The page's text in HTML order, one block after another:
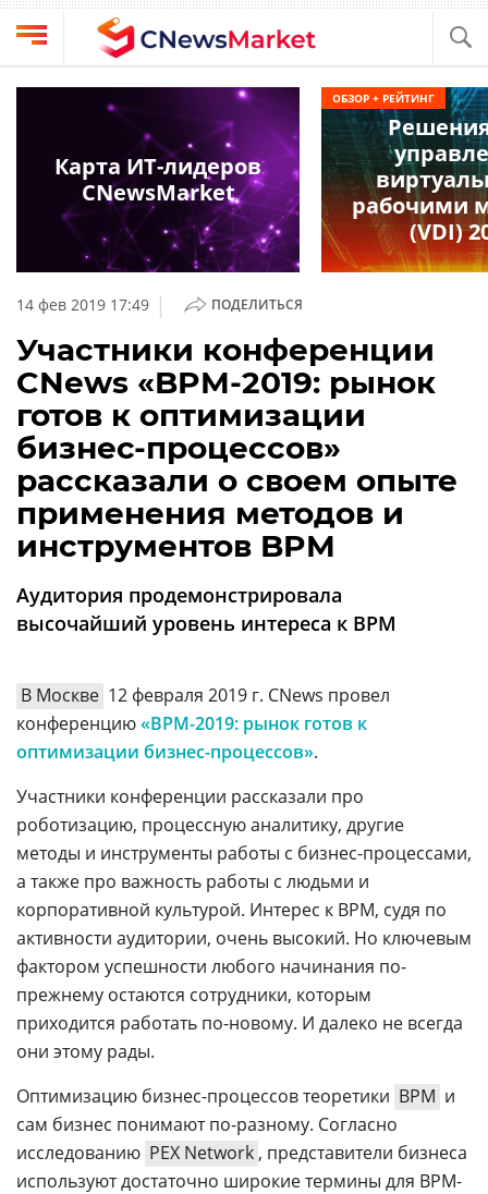
Выбрать
провайдера
Компании
обзоры
кабинет
О
проекте
CNews
Аналитика
Конференции
ТВ
Об
издании
Реклама
Контакты
Max
Telegram
Дзен
VK
Rutube
CNews
Конференции
Техника
14 фев 2019 17:49 | ПОДЕЛИТЬСЯ
Участники конференции
CNews «BPM-2019: рынок
готов к оптимизации
бизнес-процессов»
рассказали о своем опыте
применения методов и
инструментов BPM
Аудитория продемонстрировала
высочайший уровень интереса к BPM
В Москве 12 февраля 2019 г. CNews провел
конференцию«BPM-2019: рынок готов к
оптимизации бизнес-процессов».
Участники конференции рассказали про
роботизацию, процессную аналитику, другие
методы и инструменты работы с бизнес-процессами,
а также про важность работы с людьми и
корпоративной культурой. Интерес к BPM, судя по
активности аудитории, очень высокий. Но ключевым
фактором успешности любого начинания по-
прежнему остаются сотрудники, которым
приходится работать по-новому. И далеко не всегда
они этому рады.
Оптимизацию бизнес-процессов теоретики BPM и
сам бизнес понимают по-разному. Согласно
исследованию PEX Network , представители бизнеса
используют достаточно широкие термины для BPM-
Карта ИТ-лидеров
CNewsMarket
рабочими
(VDI)
ОБЗОР + РЕЙТИНГ